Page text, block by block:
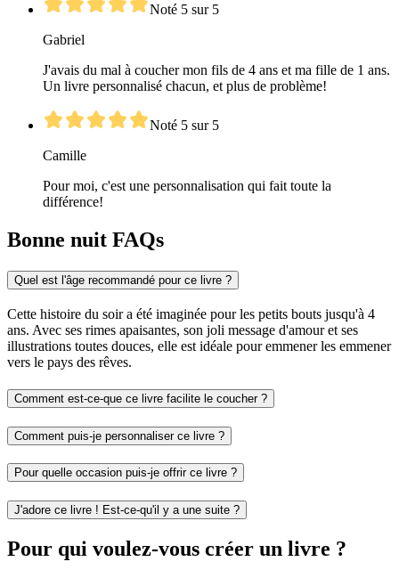
Noté 5 sur 5
Gabriel
J'avais du mal à coucher mon fils de 4 ans et ma fille de 1 ans.
Un livre personnalisé chacun, et plus de problème!
Noté 5 sur 5
Camille
Pour moi, c'est une personnalisation qui fait toute la
différence!
Bonne nuit FAQs
Quel est l'âge recommandé pour ce livre ?
Cette histoire du soir a été imaginée pour les petits bouts jusqu'à 4
ans. Avec ses rimes apaisantes, son joli message d'amour et ses
illustrations toutes douces, elle est idéale pour emmener les emmener
vers le pays des rêves.
Comment est-ce-que ce livre facilite le coucher ?
Comment puis-je personnaliser ce livre ?
Pour quelle occasion puis-je offrir ce livre ?
J'adore ce livre ! Est-ce-qu'il y a une suite ?
Pour qui voulez-vous créer un livre ?